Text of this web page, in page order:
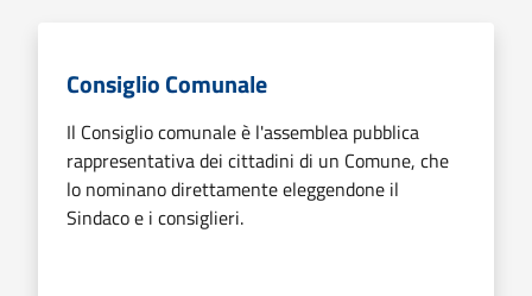
Consiglio Comunale
Il Consiglio comunale è l'assemblea pubblica
rappresentativa dei cittadini di un Comune, che
lo nominano direttamente eleggendone il
Sindaco e i consiglieri.